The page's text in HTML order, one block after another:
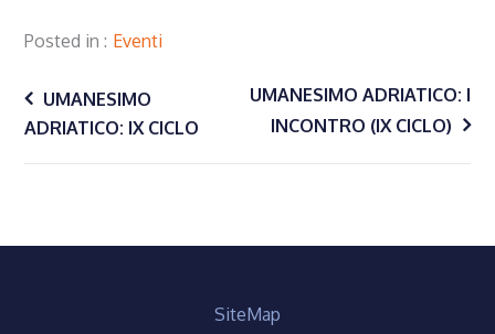
Posted in Eventi
Navigazione
UMANESIMO
ADRIATICO: IX CICLO
UMANESIMO ADRIATICO: I
INCONTRO (IX CICLO)
SiteMap